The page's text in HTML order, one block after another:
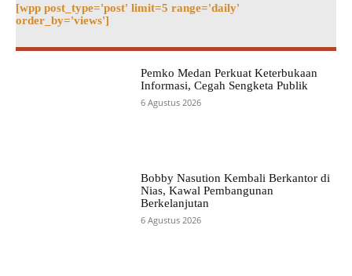
[wpp post_type='post' limit=5 range='daily'
order_by='views']
Pemko Medan Perkuat Keterbukaan
Informasi, Cegah Sengketa Publik
6 Agustus 2026
Bobby Nasution Kembali Berkantor di
Nias, Kawal Pembangunan
Berkelanjutan
6 Agustus 2026